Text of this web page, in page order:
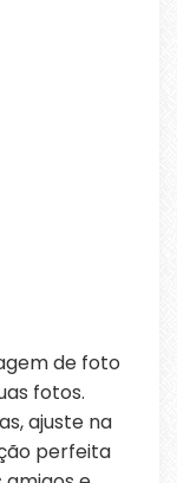
de foto
fotos.
ajuste na
perfeita